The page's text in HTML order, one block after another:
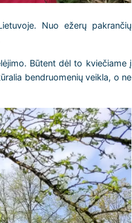
Nuo ežerų pakrančių
Būtent dėl to kviečiame į
bendruomenių veikla, o ne